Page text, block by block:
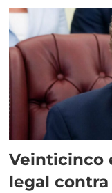
Veinticinco
legal contra